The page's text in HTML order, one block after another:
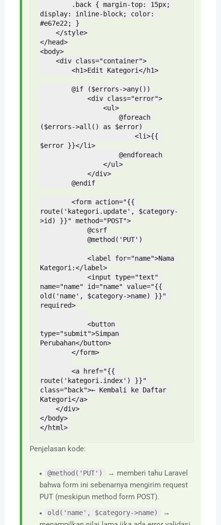
display: inline-block; color:
#e67e22; }
</head>
<body>
($errors->all() as $error)
$error }}</li>
route('kategori.update', $category-
>id) }}" method="POST">
Kategori:</label>
name="name" id="name" value="{{
old('name', $category->name) }}"
required>
type="submit">Simpan
Perubahan</button>
route('kategori.index') }}"
class="back">← Kembali ke Daftar
Kategori</a>
</body>
</html>
Penjelasan kode:
@method('PUT')
→ memberi tahu Laravel
bahwa form ini sebenarnya mengirim request
PUT (meskipun method form POST).
old('name', $category->name)
→